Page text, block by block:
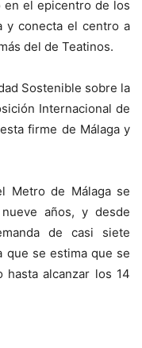
en el epicentro de los
y conecta el centro a
del de Teatinos.
Sostenible sobre la
Internacional de
firme de Málaga y
Metro de Málaga se
años, y desde
de casi siete
que se estima que se
alcanzar los 14